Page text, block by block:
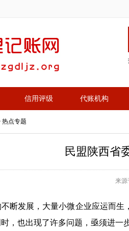
信用评级 代账机构
热点专题
民盟陕西省
来源
断发展，大量小微企业应运而
，也出现了许多问题，亟须进一